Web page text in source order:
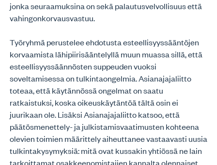
jonka seuraamuksina on sekä palautusvelvollisuus että
vahingonkorvausvastuu.
Työryhmä perustelee ehdotusta esteellisyyssääntöjen
korvaamista lähipiirisääntelyllä muun muassa sillä, että
esteellisyyssäännösten suppeuden vuoksi
soveltamisessa on tulkintaongelmia. Asianajajaliitto
toteaa, että käytännössä ongelmat on saatu
ratkaistuksi, koska oikeuskäytäntöä tältä osin ei
juurikaan ole. Lisäksi Asianajajaliitto katsoo, että
päätösmenettely- ja julkistamisvaatimusten kohteena
olevien toimien määrittely aiheuttanee vastaavasti uusia
tulkintakysymyksiä: mitä ovat kussakin yhtiössä ne lain
tarkoittamat osakkeenomistajien kannalta olennaiset